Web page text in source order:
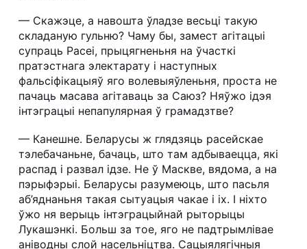
— Скажэце, а навошта ўладзе весьці такую
складаную гульню? Чаму бы, замест агітацыі
супраць Расеі, прыцягненьня на ўчасткі
пратэстнага электарату і наступных
фальсіфікацыяў яго волевыяўленьня, проста не
пачаць масава агітаваць за Саюз? Няўжо ідэя
інтэграцыі непапулярная ў грамадзтве?
— Канешне. Беларусы ж глядзяць расейскае
тэлебачаньне, бачаць, што там адбываецца, які
распад і развал ідзе. Не ў Маскве, вядома, а на
пэрыфэрыі. Беларусы разумеюць, што пасьля
аб’яднаньня такая сытуацыя чакае і іх. І ніхто
ўжо ня верыць інтэграцыйнай рыторыцы
Лукашэнкі. Больш за тое, яго не падтрымлівае
аніводны слой насельніцтва. Сацыялягічныя